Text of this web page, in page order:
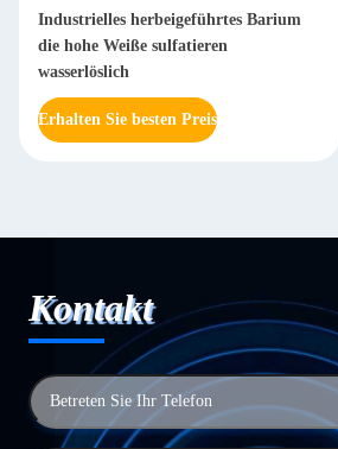
Industrielles herbeigeführtes Barium
die hohe Weiße sulfatieren
wasserlöslich
Erhalten Sie besten Preis
Kontakt